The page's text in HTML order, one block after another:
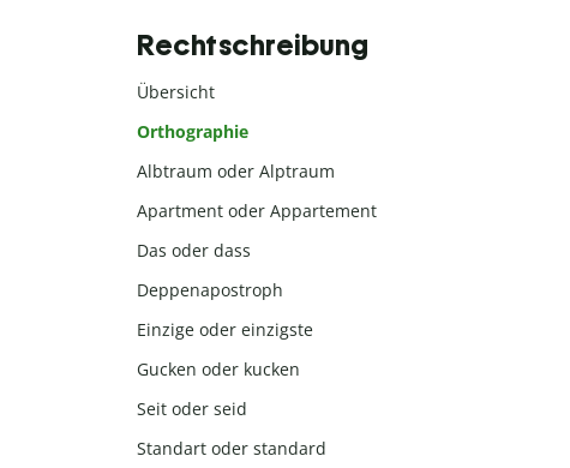
Rechtschreibung
Übersicht
Orthographie
Albtraum oder Alptraum
Apartment oder Appartement
Das oder dass
Deppenapostroph
Einzige oder einzigste
Gucken oder kucken
Seit oder seid
Standart oder standard